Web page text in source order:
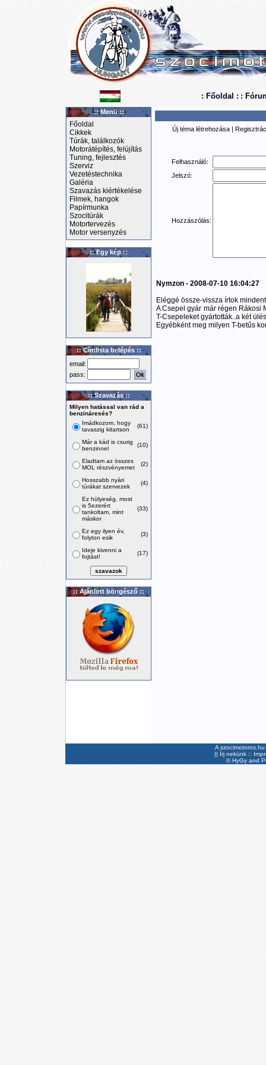
: Főoldal : :
:: Menü ::
Főoldal
Cikkek
Túrák, találkozók
Motorátépítés, felújítás
Tuning, fejlesztés
Szerviz
Vezetéstechnika
Galéria
Szavazás kiértékelése
Filmek, hangok
Papírmunka
Szocitúrák
Motortervezés
Motor versenyzés
:: Egy kép ::
:: Címlista belépés ::
email:
pass:
:: Szavazás ::
Milyen hatással van rád a
benzináresés?
Imádkozom, hogy
tavaszig kitartson
(61)
Már a kád is csurig
benzinnel
(10)
Eladtam az összes
MOL részvényemet
(2)
Hosszabb nyári
túrákat szervezek
(4)
Ez hülyeség, most
is 5ezerért
tankoltam, mint
máskor
(33)
Ez egy ilyen év,
folyton esik
(3)
Ideje kivenni a
fojtást!
(17)
:: Ajánlott böngésző ::
Új téma létrehozása |
Felhasználó:
Jelszó:
Hozzászólás:
Nymzon - 2008-07-10 16:04:27
Eléggé össze-vissza írtok
A Csepel gyár már régen Rákosi
T-Csepeleket gyártották..a két
Egyébként meg milyen T-betűs
A
|| Írj nekünk ::
©HyGyand